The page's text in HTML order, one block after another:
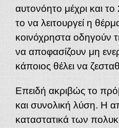
αυτονόητο μέχρι και
το να λειτουργεί η
κοινόχρηστα οδηγούν
να αποφασίζουν μη
κάποιος θέλει να
Επειδή ακριβώς το
και συνολική λύση. Η
καταστατικά των